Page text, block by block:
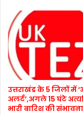
उत्तराखंड के 5 जिलों में
अलर्ट’,अगले 15 घंटे
भारी बारिश की संभावना